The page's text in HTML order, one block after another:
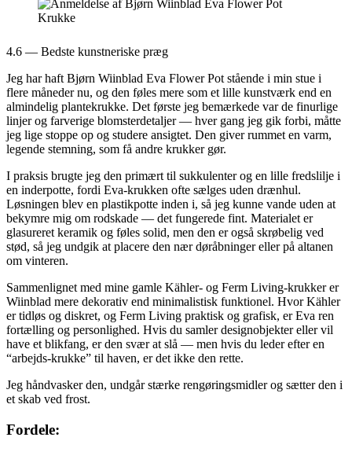
4.6 — Bedste kunstneriske præg
Jeg har haft Bjørn Wiinblad Eva Flower Pot stående i min stue i
flere måneder nu, og den føles mere som et lille kunstværk end en
almindelig plantekrukke. Det første jeg bemærkede var de finurlige
linjer og farverige blomsterdetaljer — hver gang jeg gik forbi, måtte
jeg lige stoppe op og studere ansigtet. Den giver rummet en varm,
legende stemning, som få andre krukker gør.
I praksis brugte jeg den primært til sukkulenter og en lille fredslilje i
en inderpotte, fordi Eva-krukken ofte sælges uden drænhul.
Løsningen blev en plastikpotte inden i, så jeg kunne vande uden at
bekymre mig om rodskade — det fungerede fint. Materialet er
glasureret keramik og føles solid, men den er også skrøbelig ved
stød, så jeg undgik at placere den nær døråbninger eller på altanen
om vinteren.
Sammenlignet med mine gamle Kähler- og Ferm Living-krukker er
Wiinblad mere dekorativ end minimalistisk funktionel. Hvor Kähler
er tidløs og diskret, og Ferm Living praktisk og grafisk, er Eva ren
fortælling og personlighed. Hvis du samler designobjekter eller vil
have et blikfang, er den svær at slå — men hvis du leder efter en
“arbejds-krukke” til haven, er det ikke den rette.
Jeg håndvasker den, undgår stærke rengøringsmidler og sætter den i
et skab ved frost.
Fordele: